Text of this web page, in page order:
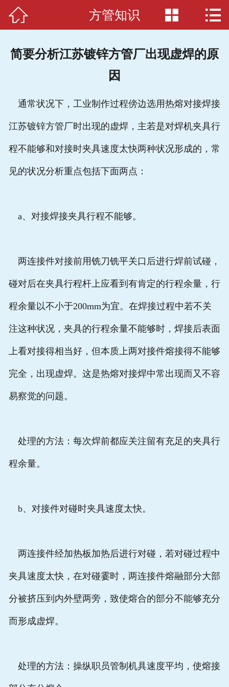
首页
生产车间
 方管知识  
简要分析江苏镀锌方管厂出现虚焊的原
因
通常状况下，工业制作过程傍边选用热熔对接焊接
江苏镀锌方管厂时出现的虚焊，主若是对焊机夹具行
程不能够和对接时夹具速度太快两种状况形成的，常
见的状况分析重点包括下面两点：
a、对接焊接夹具行程不能够。
两连接件对接前用铣刀铣平关口后进行焊前试碰，
碰对后在夹具行程杆上应看到有肯定的行程余量，行
程余量以不小于200mm为宜。在焊接过程中若不关
注这种状况，夹具的行程余量不能够时，焊接后表面
上看对接得相当好，但本质上两对接件熔接得不能够
完全，出现虚焊。这是热熔对接焊中常出现而又不容
易察觉的问题。
处理的方法：每次焊前都应关注留有充足的夹具行
程余量。
b、对接件对碰时夹具速度太快。
两连接件经加热板加热后进行对碰，若对碰过程中
夹具速度太快，在对碰霎时，两连接件熔融部分大部
分被挤压到内外壁两旁，致使熔合的部分不能够充分
而形成虚焊。
处理的方法：操纵职员管制机具速度平均，使熔接